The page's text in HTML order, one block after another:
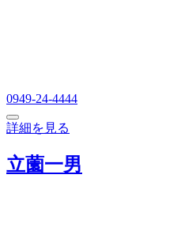
0949-24-4444
詳細を見る
立薗一男